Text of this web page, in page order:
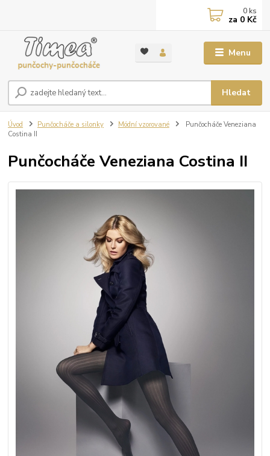
Menu
Hledat
0 ks
za 0 Kč
Úvod Punčocháče a silonky Módní vzorované
Punčocháče Veneziana
Costina II
Punčocháče Veneziana Costina II